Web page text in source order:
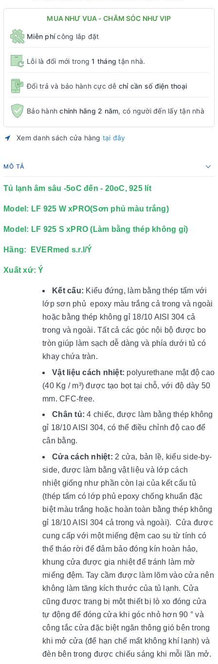
MUA NHƯ VUA - CHĂM SÓC NHƯ VIP
Miễn phícông lắp đặt
Lỗi là đổi mới trong1 tháng tận nhà.
Đổi trả và bảo hành cực dễ chỉ cần số điện thoại
Bảo hànhchính hãng 2 năm, có người đến lấy tận nhà
Xem danh sách cửa hàng tại đây
MÔ TẢ
Tủ lạnh âm sâu -5oC đến - 20oC, 925 lít
Model: LF 925 W xPRO(Sơn phủ màu trắng)
Model: LF 925 S xPRO (Làm bằng thép không gỉ)
Hãng: EVERmed s.r.l/Ý
Xuất xứ: Ý
Kết cấu: Kiểu đứng, làm bằng thép tấm với
lớp sơn phủ epoxy màu trắng cả trong và ngoài
hoặc bằng thép không gỉ 18/10 AISI 304 cả
trong và ngoài. Tất cả các góc nội bộ được bo
tròn giúp làm sạch dễ dàng và phía dưới tủ có
khay chứa tràn.
Vật liệu cách nhiệt: polyurethane mật độ cao
(40 Kg / m³) được tạo bọt tại chỗ, với độ dày 50
mm. CFC-free.
Chân tủ: 4 chiếc, được làm bằng thép không
gỉ 18/10 AISI 304, có thể điều chỉnh độ cao để
cân bằng.
Cửa cách nhiệt: 2 cửa, bản lề, kiểu side-by-
side, được làm bằng vật liệu và lớp cách
nhiệt giống như phần còn lại của kết cấu tủ
(thép tấm có lớp phủ epoxy chống khuẩn đặc
biệt màu trắng hoặc hoàn toàn bằng thép không
gỉ 18/10 AISI 304 cả trong và ngoài). Cửa được
cung cấp với một miếng đệm cao su từ tính có
thể tháo rời để đảm bảo đóng kín hoàn hảo,
khung cửa được gia nhiệt để tránh làm mờ
miếng đệm. Tay cầm được làm lõm vào cửa nên
không làm tăng kích thước của tủ lạnh. Cửa
cũng được trang bị một thiết bị lò xo đóng cửa
tự động để đóng cửa khi góc nhỏ hơn 90 ° và
công tắc cửa đặc biệt ngăn thông gió bên trong
khi mở cửa (để hạn chế mất không khí lạnh) và
đèn bên trong được chiếu sáng khi mỗi lần mở.